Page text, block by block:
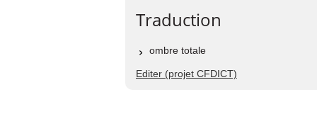
Traduction
ombre totale
Editer (projet CFDICT)